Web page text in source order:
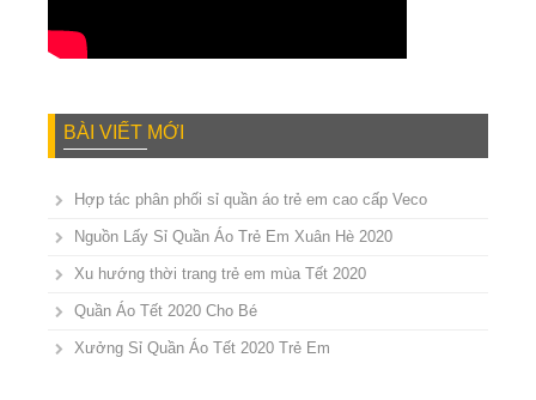
BÀI VIẾT MỚI
Hợp tác phân phối sỉ quần áo trẻ em cao cấp Veco
Nguồn Lấy Sỉ Quần Áo Trẻ Em Xuân Hè 2020
Xu hướng thời trang trẻ em mùa Tết 2020
Quần Áo Tết 2020 Cho Bé
Xưởng Sỉ Quần Áo Tết 2020 Trẻ Em